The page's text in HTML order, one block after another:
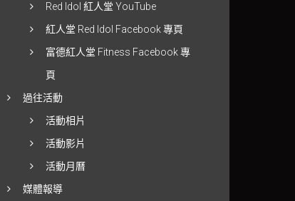
Red Idol 紅人堂 YouTube
紅人堂 Red Idol Facebook 專頁
富德紅人堂 Fitness Facebook 專
頁
過往活動
活動相片
活動影片
活動月曆
媒體報導